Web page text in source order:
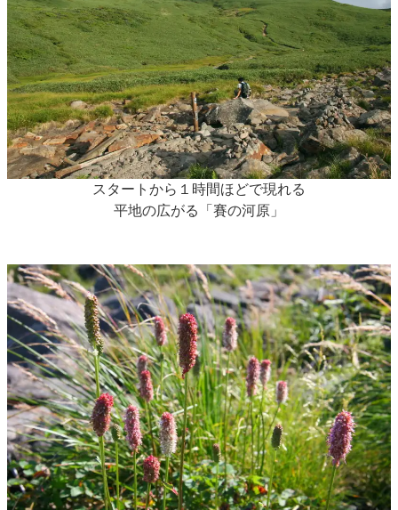
スタートから１時間ほどで現れる
平地の広がる「賽の河原」